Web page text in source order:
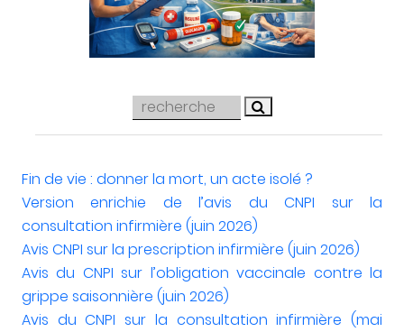
Fin de vie : donner la mort, un acte isolé ?
Version enrichie de l’avis du CNPI sur la
consultation infirmière (juin 2026)
Avis CNPI sur la prescription infirmière (juin 2026)
Avis du CNPI sur l’obligation vaccinale contre la
grippe saisonnière (juin 2026)
Avis du CNPI sur la consultation infirmière (mai